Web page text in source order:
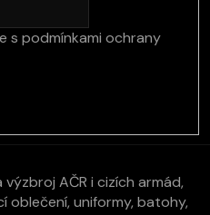
s podmínkami ochrany
AČR i cizích armád,
oblečení, uniformy, batohy,